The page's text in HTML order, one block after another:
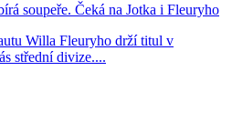
soupeře. Čeká na Jotka i Fleuryho
Willa Fleuryho drží titul v
střední divize....